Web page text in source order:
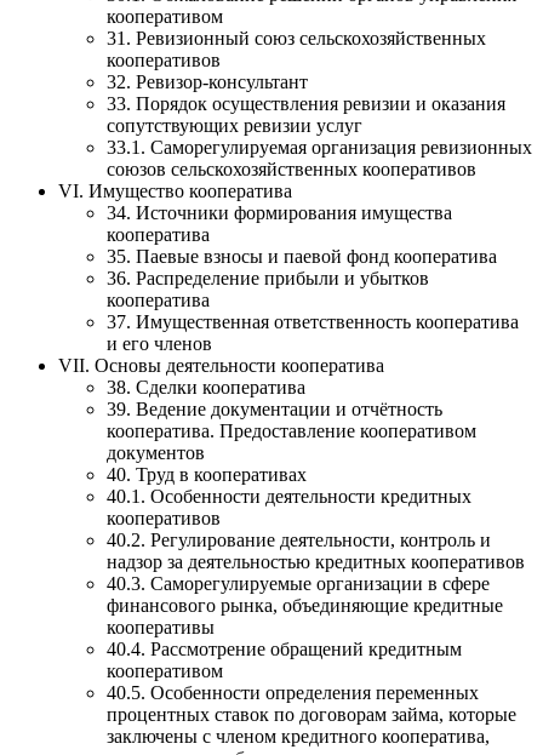
кооперативом
31. Ревизионный союз сельскохозяйственных
кооперативов
32. Ревизор-консультант
33. Порядок осуществления ревизии и оказания
сопутствующих ревизии услуг
33.1. Саморегулируемая организация ревизионных
союзов сельскохозяйственных кооперативов
VI. Имущество кооператива
34. Источники формирования имущества
кооператива
35. Паевые взносы и паевой фонд кооператива
36. Распределение прибыли и убытков
кооператива
37. Имущественная ответственность кооператива
и его членов
VII. Основы деятельности кооператива
38. Сделки кооператива
39. Ведение документации и отчётность
кооператива. Предоставление кооперативом
документов
40. Труд в кооперативах
40.1. Особенности деятельности кредитных
кооперативов
40.2. Регулирование деятельности, контроль и
надзор за деятельностью кредитных кооперативов
40.3. Саморегулируемые организации в сфере
финансового рынка, объединяющие кредитные
кооперативы
40.4. Рассмотрение обращений кредитным
кооперативом
40.5. Особенности определения переменных
процентных ставок по договорам займа, которые
заключены с членом кредитного кооператива,